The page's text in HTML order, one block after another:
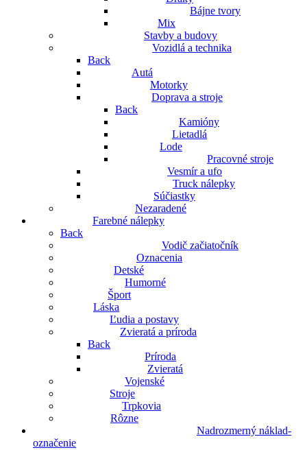
Bájne tvory
Mix
Stavby a budovy
Vozidlá a technika
Back
Autá
Motorky
Doprava a stroje
Back
Kamióny
Lietadlá
Lode
Pracovné stroje
Vesmír a ufo
Truck nálepky
Súčiastky
Nezaradené
Farebné nálepky
Back
Vodič začiatočník
Oznacenia
Detské
Humorné
Šport
Láska
Ľudia a postavy
Zvieratá a príroda
Back
Príroda
Zvieratá
Vojenské
Stroje
Trpkovia
Rôzne
Nadrozmerný náklad-
označenie